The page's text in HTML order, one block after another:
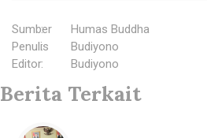
Sumber
:
Humas Buddha
Penulis
:
Budiyono
Editor: Budiyono
Berita Terkait